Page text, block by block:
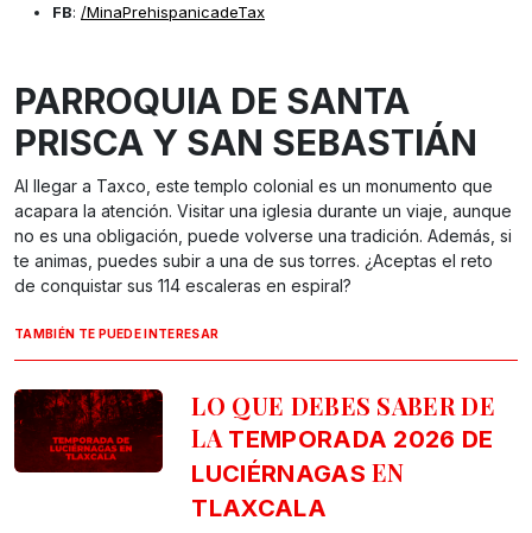
FB: /MinaPrehispanicadeTax
PARROQUIA DE SANTA
PRISCA Y SAN SEBASTIÁN
Al llegar a Taxco, este templo colonial es un monumento que
acapara la atención. Visitar una iglesia durante un viaje, aunque
no es una obligación, puede volverse una tradición. Además, si
te animas, puedes subir a una de sus torres. ¿Aceptas el reto
de conquistar sus 114 escaleras en espiral?
TAMBIÉN TE PUEDE INTERESAR
LO QUE DEBES SABER DE
LATEMPORADA 2026 DE
LUCIÉRNAGAS EN
TLAXCALA